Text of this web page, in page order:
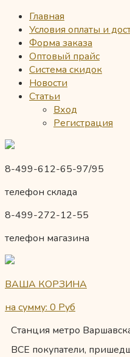
Главная
Условия оплаты и
Форма заказа
Оптовый прайс
Система скидок
Новости
Статьи
Вход
Регистрация
8-499-612-65-97/95
телефон склада
8-499-272-12-55
телефон магазина
ВАША КОРЗИНА
на сумму: 0 Руб
Станция метро
ВСЕ покупатели,